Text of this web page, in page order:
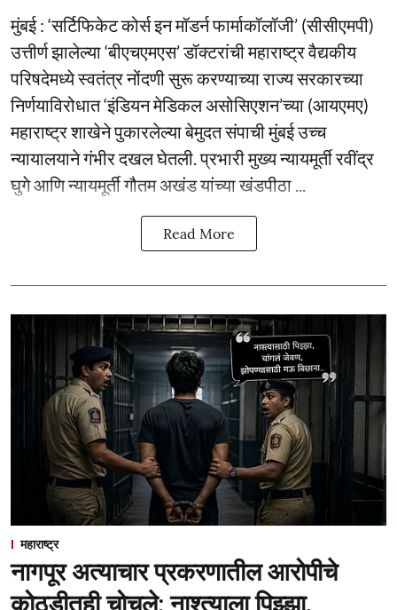
मुंबई : ‘सर्टिफिकेट कोर्स इन मॉडर्न फार्माकॉलॉजी’ (सीसीएमपी)
उत्तीर्ण झालेल्या ‘बीएचएमएस’ डॉक्टरांची महाराष्ट्र वैद्यकीय
परिषदेमध्ये स्वतंत्र नोंदणी सुरू करण्याच्या राज्य सरकारच्या
निर्णयाविरोधात ‘इंडियन मेडिकल असोसिएशन’च्या (आयएमए)
महाराष्ट्र शाखेने पुकारलेल्या बेमुदत संपाची मुंबई उच्च
न्यायालयाने गंभीर दखल घेतली. प्रभारी मुख्य न्यायमूर्ती रवींद्र
घुगे आणि न्यायमूर्ती गौतम अखंड यांच्या खंडपीठा ...
Read More
महाराष्ट्र
नागपूर अत्याचार प्रकरणातील आरोपीचे